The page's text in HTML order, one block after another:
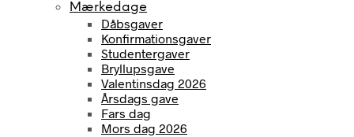
Mærkedage
Dåbsgaver
Konfirmationsgaver
Studentergaver
Bryllupsgave
Valentinsdag 2026
Årsdags gave
Fars dag
Mors dag 2026